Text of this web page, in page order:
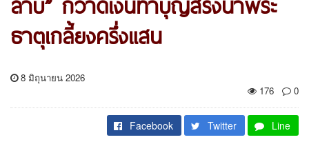
ธาตุเกลี้ยงครึ่งแสน
8 มิถุนายน 2026
176
0
Facebook Twitter Line